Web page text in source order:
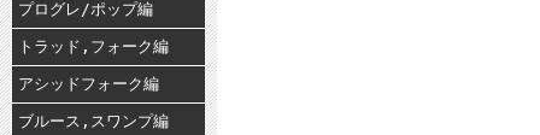
プログレ/ポップ編
トラッド,フォーク編
アシッドフォーク編
ブルース,スワンプ編